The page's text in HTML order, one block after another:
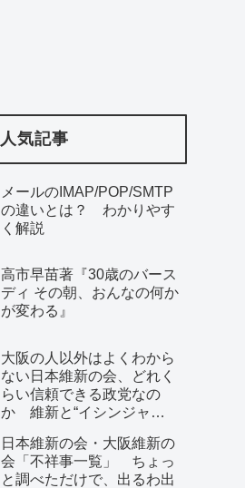
人気記事
メールのIMAP/POP/SMTP
の違いとは？ わかりやす
く解説
高市早苗著『30歳のバース
ディ その朝、おんなの何か
が変わる』
大阪の人以外はよくわから
ない日本維新の会、どれく
らい信頼できる政党なの
か 維新と“イシンジャ
る、大阪で起きていること
日本維新の会・大阪維新の
会「不祥事一覧」 ちょっ
と調べただけで、出るわ出